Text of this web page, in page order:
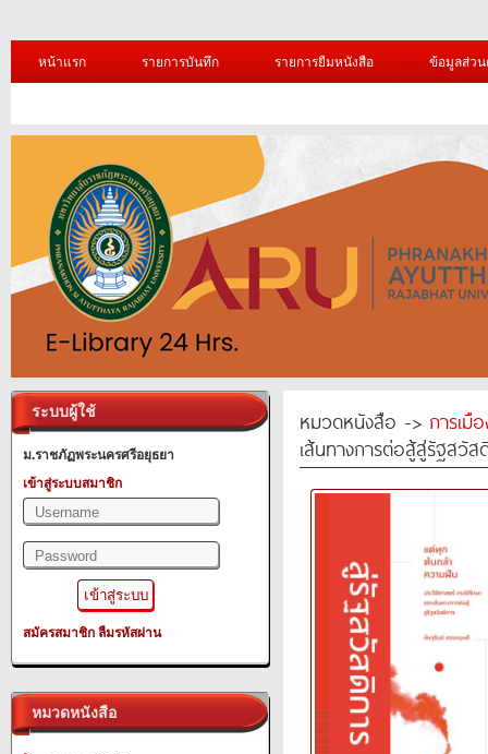
หน้าแรก รายการบันทึก รายการยืมหนังสือ ข้อมูลส่ว
ระบบผู้ใช้
ม.ราชภัฏพระนครศรีอยุธยา
เข้าสู่ระบบสมาชิก
สมัครสมาชิก ลืมรหัสผ่าน
หมวดหนังสือ
หมวดหนังสือ -> การเมื
เส้นทางการต่อสู้สู่รัฐสวัส